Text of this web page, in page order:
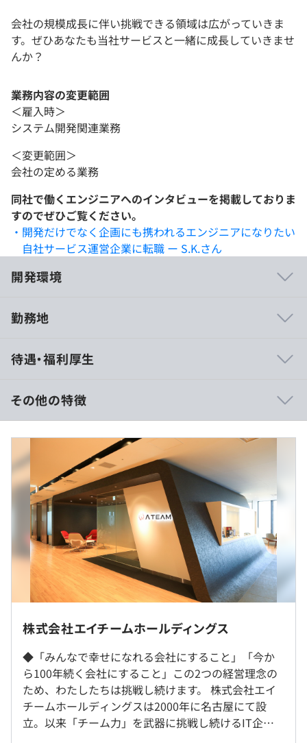
会社の規模成長に伴い挑戦できる領域は広がっていきま
す。ぜひあなたも当社サービスと一緒に成長していきませ
んか？
業務内容の変更範囲
＜雇入時＞
システム開発関連業務
＜変更範囲＞
会社の定める業務
同社で働くエンジニアへのインタビューを掲載しておりま
すのでぜひご覧ください。
・開発だけでなく企画にも携われるエンジニアになりたい
自社サービス運営企業に転職 ー S.K.さん
開発環境
・モダンな技術の導入や開発体験の向上など、開発への投
・在宅勤務と出社勤務をバランスよく行える環境で、必要
によって同期/非同期のコミュニケーションを使い分けて
います
◆挑戦を歓迎する文化
・年齢や社歴は問わず、手を挙げれば任せる文化がありま
す
・新規事業案コンテスト『A+（エイプラス）』があり、
エンジニアも参加が可能です
◆業務の幅が広い
・バックエンド、フロントエンド、インフラなど、自分の
得意な領域を軸に様々なことに挑戦できます
・若いうちから企画などの上流工程やマネジメントも経験
できます
◆お互いを認め合う文化
・会社として大切にしている価値観である"Ateam
People"が浸透しており、お互いをリスペクトした質の高
い議論が展開されています
・社員同士の交流が盛んで、人と人との繋がりを大切にす
る文化があります
◆働きやすい文化
・休暇を取りやすく、ワークライフバランスの整った働き
勤務地
により出社頻度は異なります）
※東海、関西エリア以外に在住の場合も応募可、働き方に
ついては応相談となります。
就業場所の変更範囲
待遇・福利厚生
【予定年収540万円～720万円】
■賃金形態：月給制
■賃金の決定方法：当社規定により決定いたします
■月給：約450,000円～600,000円（一律手当を含む）
《内訳》
・基本給：約363,900円～485,500円
・固定残業代：30時間分、約86,100円～114,500円（超過
分は別途支給）
（※想定年収は年収提示額を保証するものではありません）
■フレックスタイム制
（コアタイム10：00～16：00、フレキシブルタイム7：
00～10：00、16：00～22：00）
その他の特徴
株式会社エイチームホールディングス
◆「みんなで幸せになれる会社にすること」「今か
ら100年続く会社にすること」この2つの経営理念の
ため、わたしたちは挑戦し続けます。 株式会社エイ
チームホールディングスは2000年に名古屋にて設
立。以来「チーム力」を武器に挑戦し続けるIT企業